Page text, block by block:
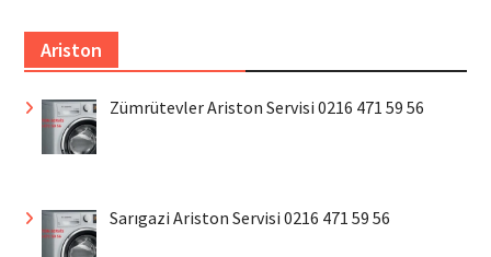
Ariston
Zümrütevler Ariston Servisi 0216 471 59 56
Sarıgazi Ariston Servisi 0216 471 59 56